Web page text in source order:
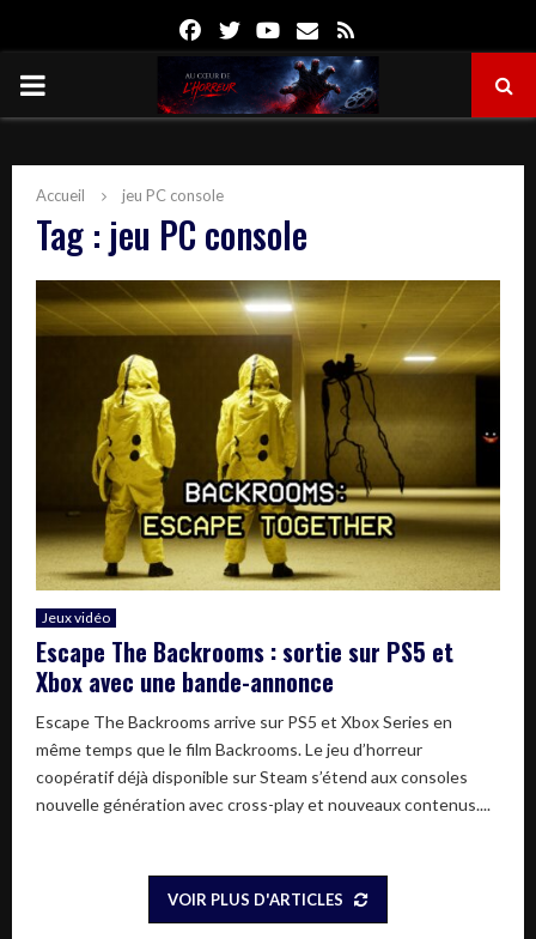
FacebookTwitterYoutube
Email
PRIMARY
Accueil jeu PC console
Tag : jeu PC console
Jeux vidéo
Escape The Backrooms : sortie sur PS5 et
Xbox avec une bande-annonce
Escape The Backrooms arrive sur PS5 et Xbox Series en
même temps que le film Backrooms. Le jeu d’horreur
coopératif déjà disponible sur Steam s’étend aux consoles
nouvelle génération avec cross-play et nouveaux contenus....
VOIR PLUS D'ARTICLES